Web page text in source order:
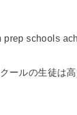
prep schools
ールの生徒は